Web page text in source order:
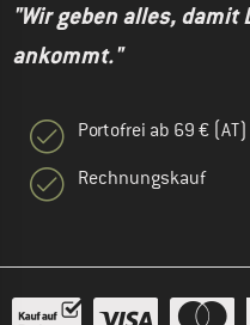
"Wir geben alles, damit
ankommt."
Portofrei ab 69 € (AT)
Rechnungskauf